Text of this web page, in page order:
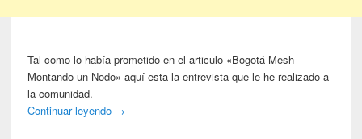
Tal como lo había prometido en el articulo «Bogotá-Mesh –
Montando un Nodo» aquí esta la entrevista que le he realizado a
la comunidad.
Continuar leyendo →